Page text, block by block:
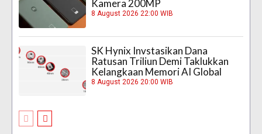
Kamera 200MP
8 August 2026 22:00 WIB
SK Hynix Invstasikan Dana
Ratusan Triliun Demi Taklukkan
Kelangkaan Memori AI Global
8 August 2026 20:00 WIB